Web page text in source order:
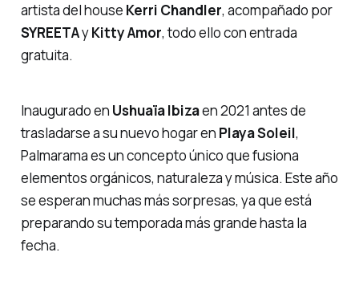
artista delhouse Kerri Chandler, acompañado por
SYREETAyKitty Amor, todo ello con entrada
gratuita.
Inaugurado en Ushuaïa Ibizaen 2021 antes de
trasladarse a su nuevo hogar en Playa Soleil,
Palmaramaes un concepto único que fusiona
elementos orgánicos, naturaleza y música. Este año
se esperan muchas más sorpresas, ya que está
preparando su temporada más grande hasta la
fecha.